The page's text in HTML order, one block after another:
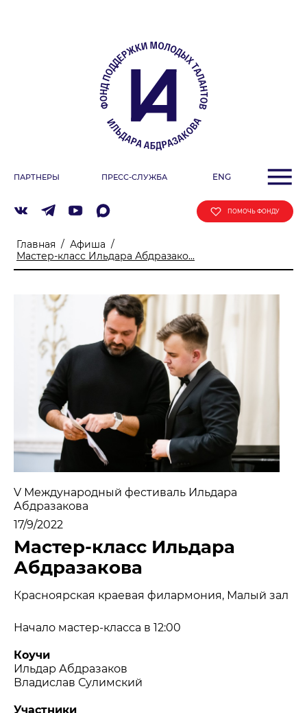
ДЕЯТЕЛЬНОСТЬ ФОНДА
Фестиваль
«ArtSpace»
Клуб меценатов
МЕДИА
НОВОСТИ
ПАРТНЕРЫ
ПРЕСС-СЛУЖБА
КОНТАКТЫ
info@iafoundation.ru
109544, Россия, г. Москва, ул. Школьная, 27 стр. 1
ПОМОЧЬ ФОНДУ
ПАРТНЕРЫ ПРЕСС-СЛУЖБА ENG
ПОМОЧЬ ФОНДУ
Главная / Афиша /
Мастер-класс Ильдара Абдразако...
V Международный фестиваль Ильдара
Абдразакова
17/9/2022
Мастер-класс Ильдара
Абдразакова
Красноярская краевая филармония, Малый зал
Начало мастер-класса в 12:00
Коучи
Ильдар Абдразаков
Владислав Сулимский
Участники